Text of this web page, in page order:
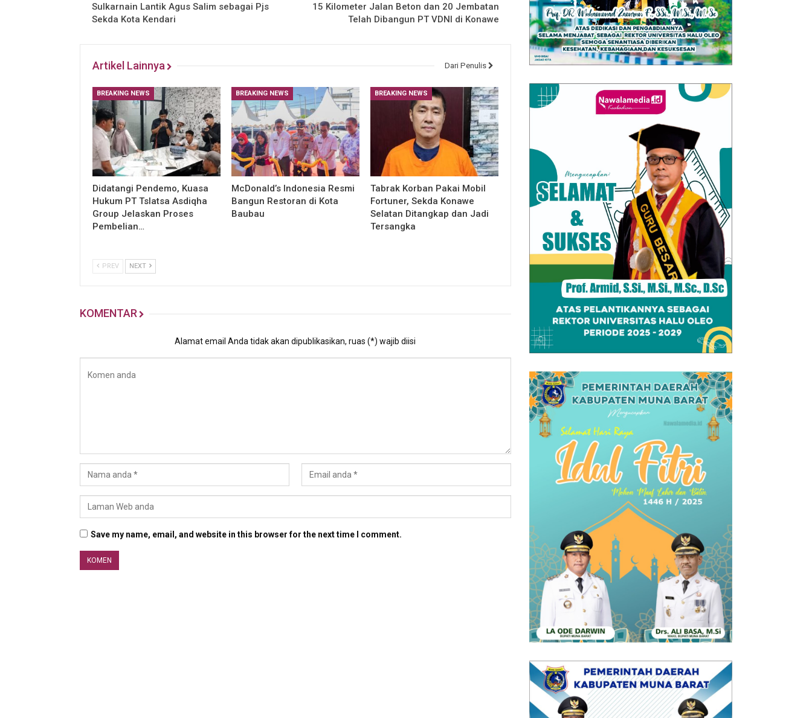
Sulkarnain Lantik Agus Salim sebagai Pjs
Sekda Kota Kendari
15 Kilometer Jalan Beton dan 20 Jembatan
Telah Dibangun PT VDNI di Konawe
Artikel Lainnya Dari Penulis
BREAKING NEWS
Didatangi Pendemo, Kuasa
Hukum PT Tslatsa Asdiqha
Group Jelaskan Proses
Pembelian…
BREAKING NEWS
McDonald’s Indonesia Resmi
Bangun Restoran di Kota
Baubau
BREAKING NEWS
Tabrak Korban Pakai Mobil
Fortuner, Sekda Konawe
Selatan Ditangkap dan Jadi
Tersangka
PREV NEXT
KOMENTAR
Alamat email Anda tidak akan dipublikasikan, ruas (*) wajib diisi
Save my name, email, and website in this browser for the next time I comment.